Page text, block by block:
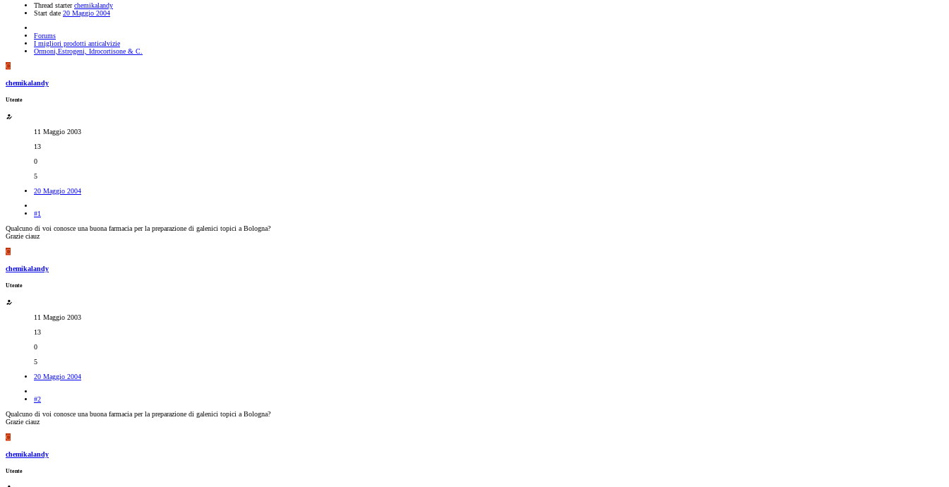
Thread starter chemikalandy
Start date 20 Maggio 2004
Forums
I migliori prodotti anticalvizie
Ormoni,Estrogeni, Idrocortisone & C.
C
chemikalandy
Utente
11 Maggio 2003
13
0
5
20 Maggio 2004
#1
Qualcuno di voi conosce una buona farmacia per la preparazione di galenici topici a Bologna?
Grazie ciauz
C
chemikalandy
Utente
11 Maggio 2003
13
0
5
20 Maggio 2004
#2
Qualcuno di voi conosce una buona farmacia per la preparazione di galenici topici a Bologna?
Grazie ciauz
C
chemikalandy
Utente